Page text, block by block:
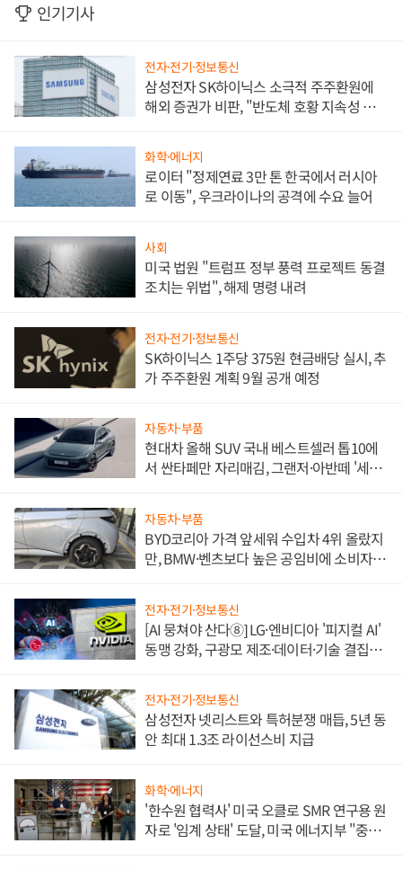
인기기사
전자·전기·정보통신
삼성전자 SK하이닉스 소극적 주주환원에
해외 증권가 비판, "반도체 호황 지속성 의
화학·에너지
로이터 "정제연료 3만 톤 한국에서 러시아
로 이동", 우크라이나의 공격에 수요 늘어
사회
미국 법원 "트럼프 정부 풍력 프로젝트 동결
조치는 위법", 해제 명령 내려
전자·전기·정보통신
SK하이닉스 1주당 375원 현금배당 실시, 추
가 주주환원 계획 9월 공개 예정
자동차·부품
현대차 올해 SUV 국내 베스트셀러 톱10에
서 싼타페만 자리매김, 그랜저·아반떼 '세단
자동차·부품
BYD코리아 가격 앞세워 수입차 4위 올랐지
만, BMW·벤츠보다 높은 공임비에 소비자
전자·전기·정보통신
[AI 뭉쳐야 산다⑧] LG·엔비디아 '피지컬 AI'
동맹 강화, 구광모 제조·데이터·기술 결집
전자·전기·정보통신
삼성전자 넷리스트와 특허분쟁 매듭, 5년 동
안 최대 1.3조 라이선스비 지급
화학·에너지
'한수원 협력사' 미국 오클로 SMR 연구용 원
자로 '임계 상태' 도달, 미국 에너지부 "중요